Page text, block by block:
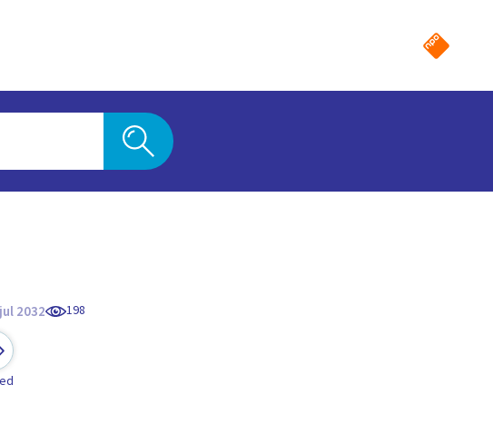
2032 198